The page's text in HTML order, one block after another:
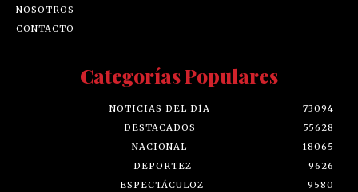
NOSOTROS
CONTACTO
Categorías Populares
NOTICIAS DEL DÍA
73094
DESTACADOS
55628
NACIONAL
18065
DEPORTEZ
9626
ESPECTÁCULOZ
9580